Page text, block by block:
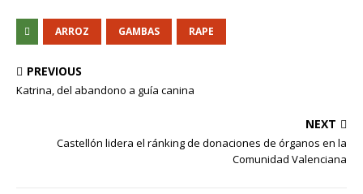
ARROZ GAMBAS RAPE
PREVIOUS
Katrina, del abandono a guía canina
NEXT
Castellón lidera el ránking de donaciones de órganos en la
Comunidad Valenciana